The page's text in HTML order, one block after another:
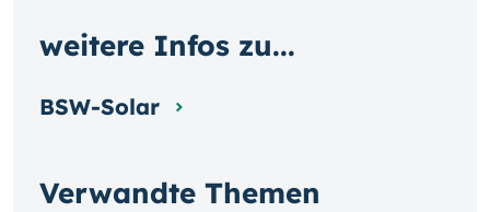
Verwandte Themen
weitere Infos zu...
BSW-Solar